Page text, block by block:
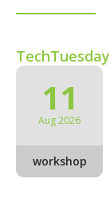
11
Aug 2026
workshop